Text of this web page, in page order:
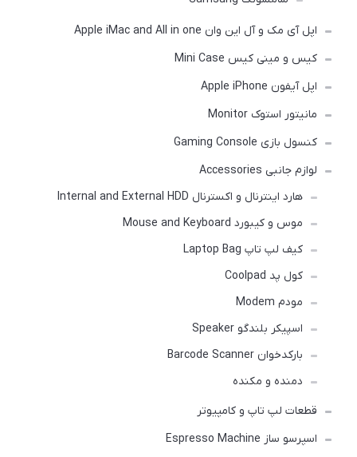
اپل آی مک و آل این وان Apple iMac and All in one
کیس و مینی کیس Mini Case
اپل آیفون Apple iPhone
مانیتور استوک Monitor
کنسول بازی Gaming Console
لوازم جانبی Accessories
هارد اینترنال و اکسترنال Internal and External HDD
موس و کیبورد Mouse and Keyboard
کیف لپ تاپ Laptop Bag
کول پد Coolpad
مودم Modem
اسپیکر بلندگو Speaker
بارکدخوان Barcode Scanner
دمنده و مکنده
قطعات لپ تاپ و کامپیوتر
اسپرسو ساز Espresso Machine